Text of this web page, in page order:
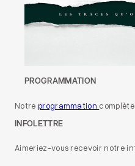
PROGRAMMATION
Notre programmation complète
INFOLETTRE
Aimeriez-vous recevoir notre